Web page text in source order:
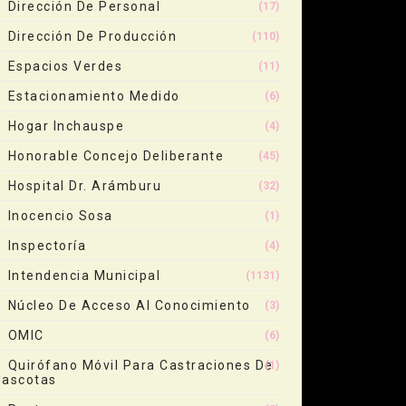
Dirección De Personal (17)
Dirección De Producción (110)
Espacios Verdes (11)
Estacionamiento Medido (6)
Hogar Inchauspe (4)
Honorable Concejo Deliberante (45)
Hospital Dr. Arámburu (32)
Inocencio Sosa (1)
Inspectoría (4)
Intendencia Municipal (1131)
Núcleo De Acceso Al Conocimiento (3)
OMIC (6)
Quirófano Móvil Para Castraciones De(1)